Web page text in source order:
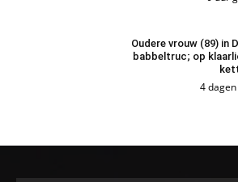
Oudere vrouw (89) in
babbeltruc; op
4